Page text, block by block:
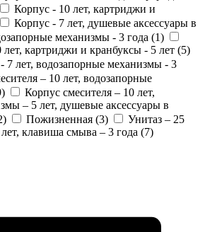
Корпус - 10 лет, картриджи и
Корпус - 7 лет, душевые аксессуары в
механизмы - 3 года (1)
лет, картриджи и кранбуксы - 5 лет (5)
7 лет, водозапорные механизмы - 3
– 10 лет, водозапорные
)
Корпус смесителя – 10 лет,
– 5 лет, душевые аксессуары в
) Пожизненная (3)
Унитаз – 25
клавиша смыва – 3 года (7)